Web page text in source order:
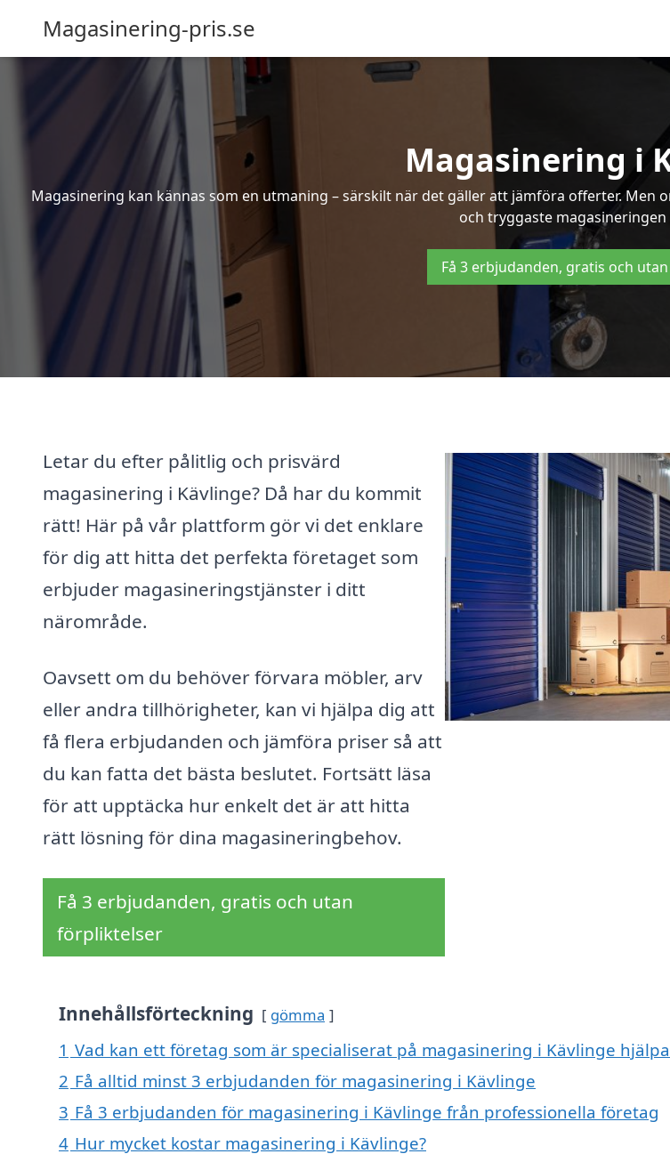
Magasinering-pris.se
Magasinering i
Magasinering kan kännas som en utmaning – särskilt när det gäller att jämföra offerter.
och tryggaste magasineringen
Få 3 erbjudanden, gratis och
Letar du efter pålitlig och prisvärd
magasinering i Kävlinge? Då har du kommit
rätt! Här på vår plattform gör vi det enklare
för dig att hitta det perfekta företaget som
erbjuder magasineringstjänster i ditt
närområde.
Oavsett om du behöver förvara möbler, arv
eller andra tillhörigheter, kan vi hjälpa dig att
få flera erbjudanden och jämföra priser så att
du kan fatta det bästa beslutet. Fortsätt läsa
för att upptäcka hur enkelt det är att hitta
rätt lösning för dina magasineringbehov.
Få 3 erbjudanden, gratis och utan
förpliktelser
Innehållsförteckning gömma
1 Vad kan ett företag som är specialiserat på magasinering i Kävlinge
2 Få alltid minst 3 erbjudanden för magasinering i Kävlinge
3 Få 3 erbjudanden för magasinering i Kävlinge från professionella företag
4 Hur mycket kostar magasinering i Kävlinge?